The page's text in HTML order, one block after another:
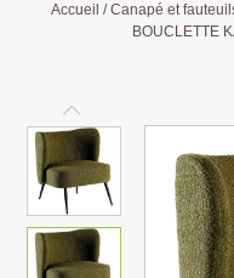
Accueil /Canapé et
BOUCLETTE